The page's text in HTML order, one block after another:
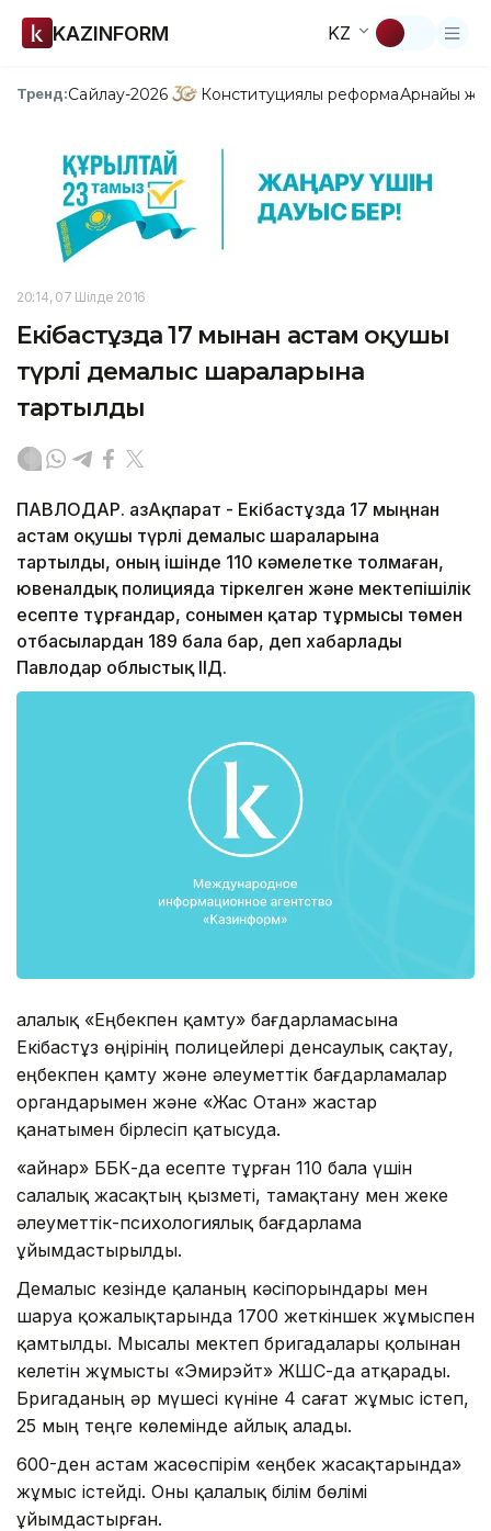
KAZINFORM KZ
Тренд:Сайлау-2026 Конституциялық реформаАрнайы
20:14, 07 Шілде 2016
Екібастұзда 17 мыңнан астам оқушы
түрлі демалыс шараларына
тартылды
ПАВЛОДАР. ҚазАқпарат - Екібастұзда 17 мыңнан
астам оқушы түрлі демалыс шараларына
тартылды, оның ішінде 110 кәмелетке толмаған,
ювеналдық полицияда тіркелген және мектепішілік
есепте тұрғандар, сонымен қатар тұрмысы төмен
отбасылардан 189 бала бар, деп хабарлады
Павлодар облыстық ІІД.
Қалалық «Еңбекпен қамту» бағдарламасына
Екібастұз өңірінің полицейлері денсаулық сақтау,
еңбекпен қамту және әлеуметтік бағдарламалар
органдарымен және «Жас Отан» жастар
қанатымен бірлесіп қатысуда.
«Қайнар» ББК-да есепте тұрған 110 бала үшін
салалық жасақтың қызметі, тамақтану мен жеке
әлеуметтік-психологиялық бағдарлама
ұйымдастырылды.
Демалыс кезінде қаланың кәсіпорындары мен
шаруа қожалықтарында 1700 жеткіншек жұмыспен
қамтылды. Мысалы мектеп бригадалары қолынан
келетін жұмысты «Эмирэйт» ЖШС-да атқарады.
Бригаданың әр мүшесі күніне 4 сағат жұмыс істеп,
25 мың теңге көлемінде айлық алады.
600-ден астам жасөспірім «еңбек жасақтарында»
жұмыс істейді. Оны қалалық білім бөлімі
ұйымдастырған.